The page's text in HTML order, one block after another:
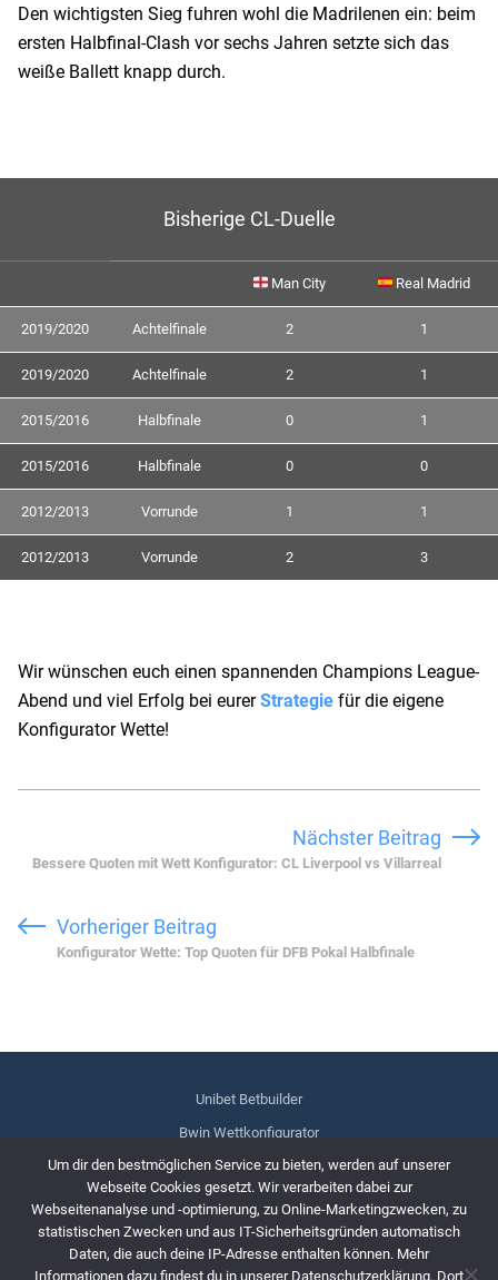
Den wichtigsten Sieg fuhren wohl die Madrilenen ein: beim
ersten Halbfinal-Clash vor sechs Jahren setzte sich das
weiße Ballett knapp durch.
Bisherige CL-Duelle
Man City Real Madrid
2019/2020 Achtelfinale 2 1
2019/2020 Achtelfinale 2 1
2015/2016 Halbfinale 0 1
2015/2016 Halbfinale 0 0
2012/2013 Vorrunde 1 1
2012/2013 Vorrunde 2 3
Wir wünschen euch einen spannenden Champions League-
Abend und viel Erfolg bei eurerStrategie für die eigene
Konfigurator Wette!
Nächster Beitrag
Bessere Quoten mit Wett Konfigurator: CL Liverpool vs Villarreal
Vorheriger Beitrag
Konfigurator Wette: Top Quoten für DFB Pokal Halbfinale
Unibet Betbuilder
Bwin Wettkonfigurator
bet365 Wetten-Konfigurator
Impressum
Datenschutzerklärung
Um dir den bestmöglichen Service zu bieten, werden auf unserer
Webseite Cookies gesetzt. Wir verarbeiten dabei zur
Webseitenanalyse und -optimierung, zu Online-Marketingzwecken, zu
statistischen Zwecken und aus IT-Sicherheitsgründen automatisch
Daten, die auch deine IP-Adresse enthalten können. Mehr
Informationen dazu findest du in unserer Datenschutzerklärung. Dort